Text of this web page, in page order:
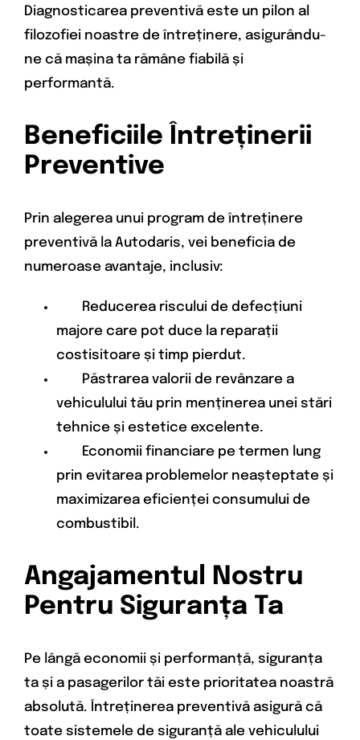
Diagnosticarea preventivă este un pilon al
filozofiei noastre de întreținere, asigurându-
ne că mașina ta rămâne fiabilă și
performantă.
Beneficiile Întreținerii
Preventive
Prin alegerea unui program de întreținere
preventivă la Autodaris, vei beneficia de
numeroase avantaje, inclusiv:
Reducerea riscului de defecțiuni
majore care pot duce la reparații
costisitoare și timp pierdut.
Păstrarea valorii de revânzare a
vehiculului tău prin menținerea unei stări
tehnice și estetice excelente.
Economii financiare pe termen lung
prin evitarea problemelor neașteptate și
maximizarea eficienței consumului de
combustibil.
Angajamentul Nostru
Pentru Siguranța Ta
Pe lângă economii și performanță, siguranța
ta și a pasagerilor tăi este prioritatea noastră
absolută. Întreținerea preventivă asigură că
toate sistemele de siguranță ale vehiculului